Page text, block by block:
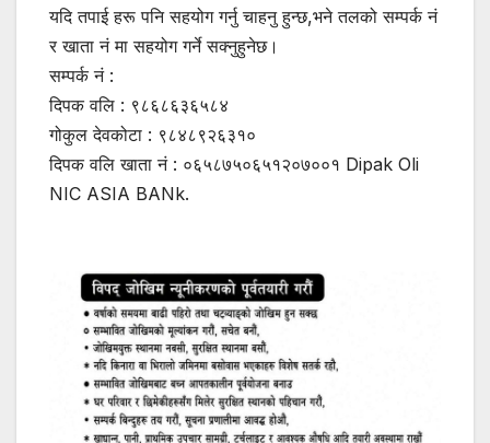
यदि तपाई हरू पनि सहयोग गर्नु चाहनु हुन्छ,भने तलको सम्पर्क नं
र खाता नं मा सहयोग गर्ने सक्नुहुनेछ।
सम्पर्क नं :
दिपक वलि : ९८६८६३६५८४
गोकुल देवकोटा : ९८४८९२६३१०
दिपक वलि खाता नं : ०६५८७५०६५१२०७००१ Dipak Oli
NIC ASIA BANk.